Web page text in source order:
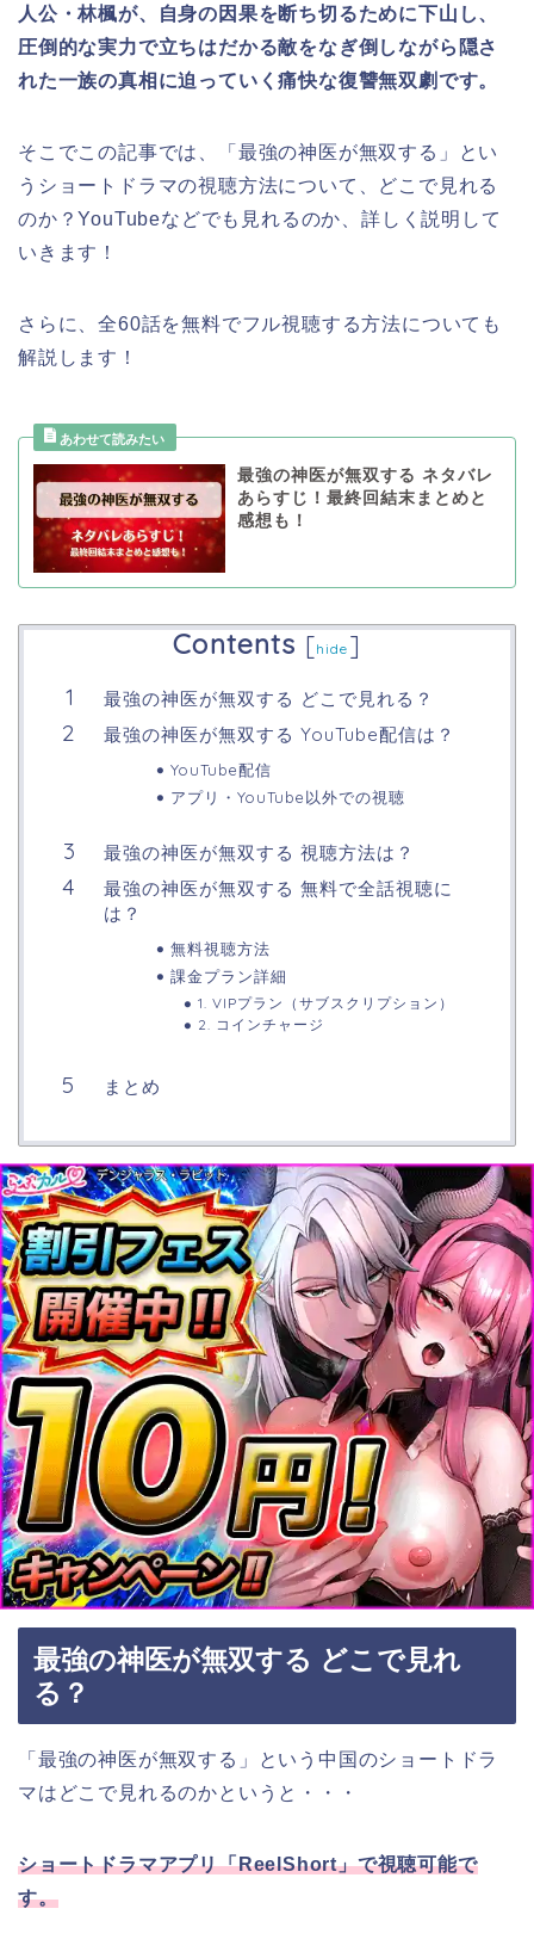
人公・林楓が、自身の因果を断ち切るために下山し、
圧倒的な実力で立ちはだかる敵をなぎ倒しながら隠さ
れた一族の真相に迫っていく痛快な復讐無双劇です。
そこでこの記事では、 「最強の神医が無双する 」
とい
うショートドラマの視聴方法について、どこで見れる
のか？YouTubeなどでも見れるのか、詳しく説明して
いきます！
さらに、全60話を無料でフル視聴する方法についても
解説します！
最強の神医が無双する ネタバレ
あらすじ！最終回結末まとめと
感想も！
Contents [hide ]
最強の神医が無双する どこで見れる？
最強の神医が無双する YouTube配信は？
YouTube配信
アプリ・YouTube以外での視聴
最強の神医が無双する 視聴方法は？
最強の神医が無双する 無料で全話視聴に
は？
無料視聴方法
課金プラン詳細
1. VIPプラン（サブスクリプション）
2. コインチャージ
まとめ
最強の神医が無双する どこで見れ
る？
「最強の神医が無双する 」
という中国のショートドラ
マはどこで見れるのかというと・・・
ショートドラマアプリ「ReelShort」で視聴可能で
す。